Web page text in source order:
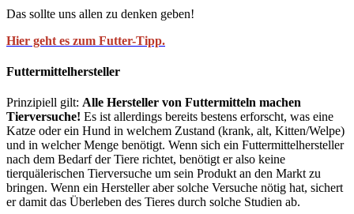
Das sollte uns allen zu denken geben!
Hier geht es zum Futter-Tipp.
Futtermittelhersteller
Prinzipiell gilt: Alle Hersteller von Futtermitteln machen
Tierversuche! Es ist allerdings bereits bestens erforscht, was eine
Katze oder ein Hund in welchem Zustand (krank, alt, Kitten/Welpe)
und in welcher Menge benötigt. Wenn sich ein Futtermittelhersteller
nach dem Bedarf der Tiere richtet, benötigt er also keine
tierquälerischen Tierversuche um sein Produkt an den Markt zu
bringen. Wenn ein Hersteller aber solche Versuche nötig hat, sichert
er damit das Überleben des Tieres durch solche Studien ab.